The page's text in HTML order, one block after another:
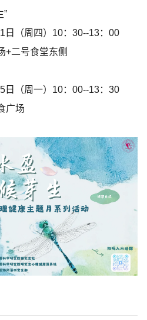
”
日（周四）10：30--13：00
+二号食堂东侧
日（周一）10：00--13：30
广场